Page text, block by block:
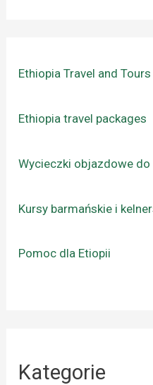
Ethiopia Travel and Tours
Ethiopia travel packages
Wycieczki objazdowe do
Kursy barmańskie i
Pomoc dla Etiopii
Kategorie